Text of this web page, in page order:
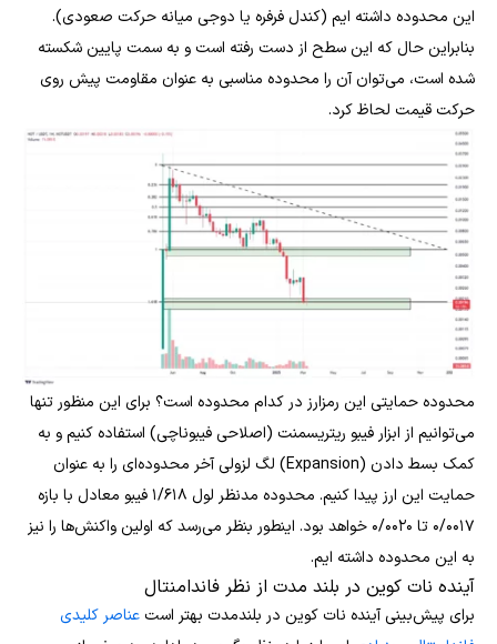
این محدوده داشته ‌ایم (کندل فرفره یا دوجی میانه حرکت صعودی).
بنابراین حال که این سطح از دست رفته است و به سمت پایین شکسته
شده است، می‌توان آن را محدوده مناسبی به عنوان مقاومت پیش روی
حرکت قیمت لحاظ کرد.
محدوده حمایتی این رمزارز در کدام محدوده است؟ برای این منظور تنها
می‌توانیم از ابزار فیبو ریتریسمنت (اصلاحی فیبوناچی) استفاده کنیم و به
کمک بسط دادن (Expansion) لگ لزولی آخر محدوده‌ای را به عنوان
حمایت این ارز پیدا کنیم. محدوده مدنظر لول ۱/۶۱۸ فیبو معادل با بازه
۰/۰۰۱۷ تا ۰/۰۰۲۰ خواهد بود. اینطور بنظر می‌رسد که اولین واکنش‌ها را نیز
به این محدوده داشته ‌ایم.
آینده نات کوین در بلند مدت از نظر فاندامنتال
برای پیش‌بینی آینده نات کوین در بلندمدت بهتر است عناصر کلیدی